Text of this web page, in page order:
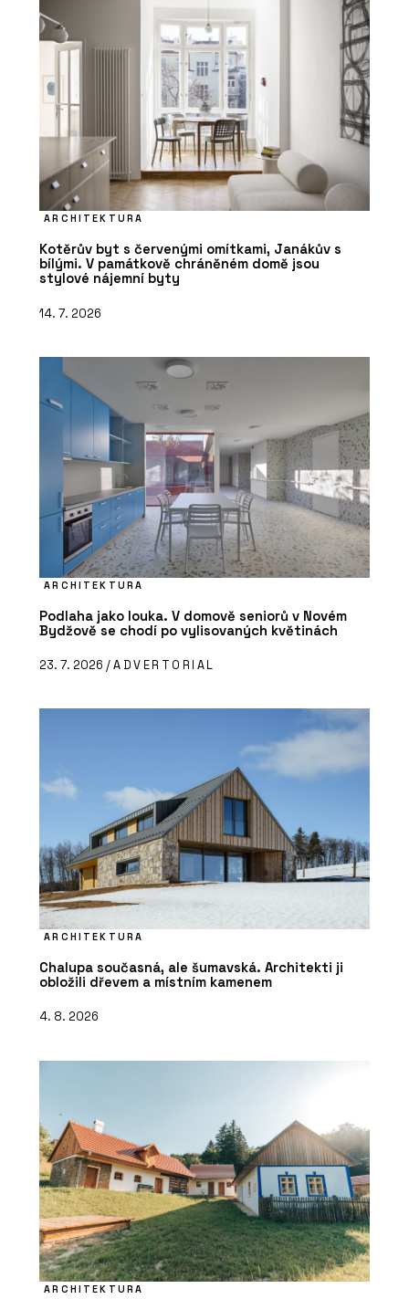
ARCHITEKTURA
Kotěrův byt s červenými omítkami, Janákův s
bílými. V památkově chráněném domě jsou
stylové nájemní byty
14. 7. 2026
ARCHITEKTURA
Podlaha jako louka. V domově seniorů v Novém
Bydžově se chodí po vylisovaných květinách
23. 7. 2026 /ADVERTORIAL
ARCHITEKTURA
Chalupa současná, ale šumavská. Architekti ji
obložili dřevem a místním kamenem
4. 8. 2026
ARCHITEKTURA